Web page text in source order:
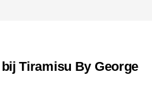
Tiramisu By George